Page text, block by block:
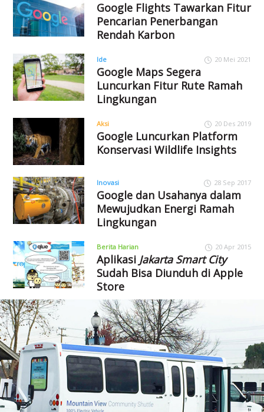
Google Flights Tawarkan Fitur
Pencarian Penerbangan
Rendah Karbon
Ide 20 Mei 2021
Google Maps Segera
Luncurkan Fitur Rute Ramah
Lingkungan
Aksi 20 Des 2019
Google Luncurkan Platform
Konservasi Wildlife Insights
Inovasi 28 Sep 2017
Google dan Usahanya dalam
Mewujudkan Energi Ramah
Lingkungan
Berita Harian 20 Apr 2015
Aplikasi Jakarta Smart City
Sudah Bisa Diunduh di Apple
Store